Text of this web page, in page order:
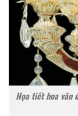
Họa tiết hoa văn